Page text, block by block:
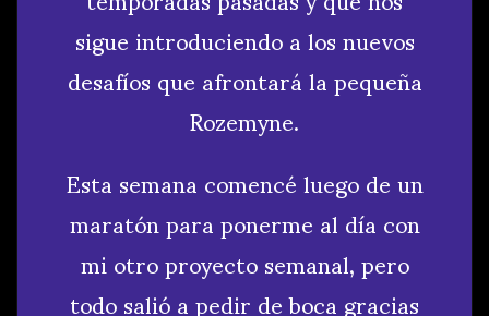
sigue introduciendo a los nuevos
desafíos que afrontará la pequeña
Rozemyne.
Esta semana comencé luego de un
maratón para ponerme al día con
mi otro proyecto semanal, pero